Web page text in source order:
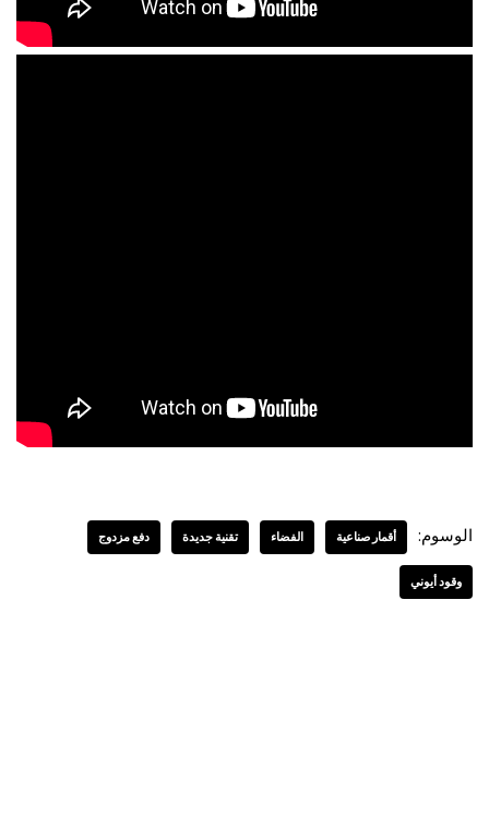
الوسوم: أقمار صناعية الفضاء تقنية جديدة دفع مزدوج
وقود أيوني